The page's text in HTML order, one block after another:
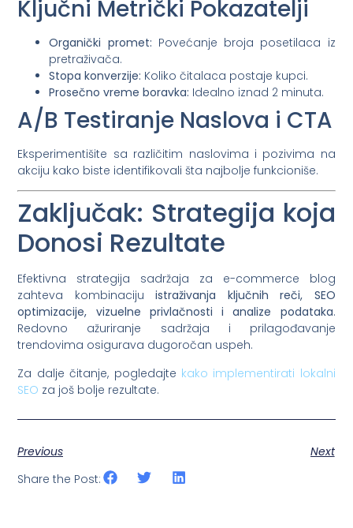
Ključni Metrički Pokazatelji
Organički promet: Povećanje broja posetilaca iz
pretraživača.
Stopa konverzije: Koliko čitalaca postaje kupci.
Prosečno vreme boravka: Idealno iznad 2 minuta.
A/B Testiranje Naslova i CTA
Eksperimentišite sa različitim naslovima i pozivima na
akciju kako biste identifikovali šta najbolje funkcioniše.
Zaključak: Strategija koja
Donosi Rezultate
Efektivna strategija sadržaja za e-commerce blog
zahteva kombinacijuistraživanja ključnih reči, SEO
optimizacije, vizuelne privlačnosti i analize podataka.
Redovno ažuriranje sadržaja i prilagođavanje
trendovima osigurava dugoročan uspeh.
Za dalje čitanje, pogledajte kako implementirati lokalni
SEO za još bolje rezultate.
Previous
Next
Share the Post: